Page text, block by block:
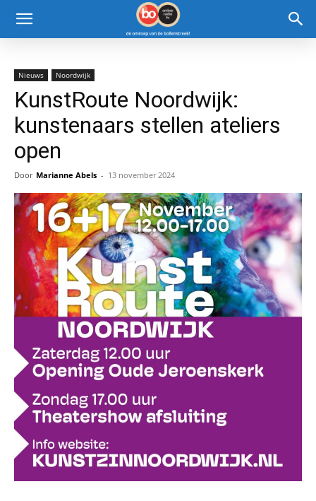
Nieuws Noordwijk
KunstRoute Noordwijk:
kunstenaars stellen ateliers
open
Door Marianne Abels - 13 november 2024